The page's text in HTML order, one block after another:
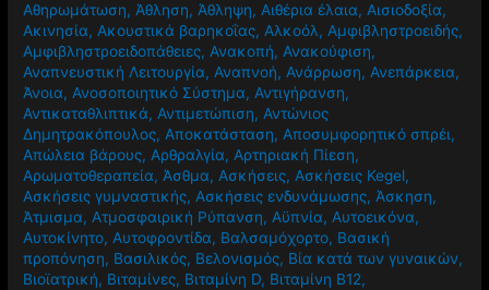
Αθηρωμάτωση, Άθληση, Άθληψη, Αιθέρια έλαια, Αισιοδοξία,
Ακινησία, Ακουστικά βαρηκοΐας, Αλκοόλ, Αμφιβληστροειδής,
Αμφιβληστροειδοπάθειες, Ανακοπή, Ανακούφιση,
Αναπνευστική Λειτουργία, Αναπνοή, Ανάρρωση, Ανεπάρκεια,
Άνοια, Ανοσοποιητικό Σύστημα, Αντιγήρανση,
Αντικαταθλιπτικά, Αντιμετώπιση, Αντώνιος
Δημητρακόπουλος, Αποκατάσταση, Αποσυμφορητικό σπρέι,
Απώλεια βάρους, Αρθραλγία, Αρτηριακή Πίεση,
Αρωματοθεραπεία, Άσθμα, Ασκήσεις, Ασκήσεις Kegel,
Ασκήσεις γυμναστικής, Ασκήσεις ενδυνάμωσης, Άσκηση,
Άτμισμα, Ατμοσφαιρική Ρύπανση, Αϋπνία, Αυτοεικόνα,
Αυτοκίνητο, Αυτοφροντίδα, Βαλσαμόχορτο, Βασική
προπόνηση, Βασιλικός, Βελονισμός, Βία κατά των γυναικών,
Βιοϊατρική, Βιταμίνες, Βιταμίνη D, Βιταμίνη Β12,